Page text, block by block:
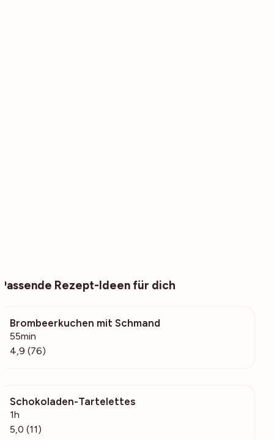
Passende Rezept-Ideen für dich
Brombeerkuchen mit Schmand
55min
4,9 (76)
Schokoladen-Tartelettes
1h
5,0 (11)